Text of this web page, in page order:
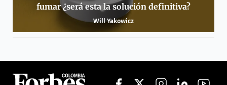
fumar ¿será esta la solución definitiva?
Will Yakowicz